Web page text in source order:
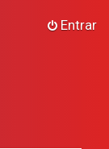
Entrar